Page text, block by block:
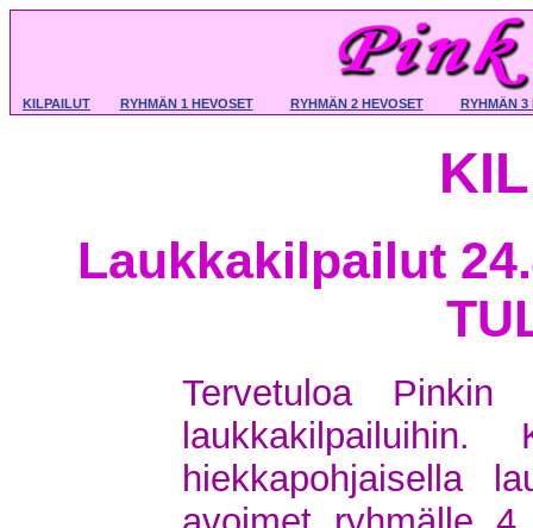
KILPAILUT RYHMÄN 1 HEVOSET RYHMÄN 2 HEVOSET RYHMÄN 3
Laukkakilpailut
Tervetuloa
hiekkapohjaisella